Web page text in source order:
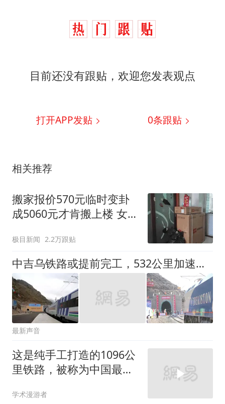
目前还没有跟贴，欢迎您发表观点
打开APP发贴 0条跟贴
相关推荐
搬家报价570元临时变卦
成5060元才肯搬上楼 女子
极目新闻 2.2万跟贴
中吉乌铁路或提前完工，532公里加速推进，欧亚物流格局再生变
最新声音
这是纯手工打造的1096公
里铁路，被称为中国最悲
学术漫游者